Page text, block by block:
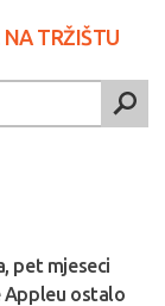
TRŽIŠTU
pet mjeseci
Appleu ostalo